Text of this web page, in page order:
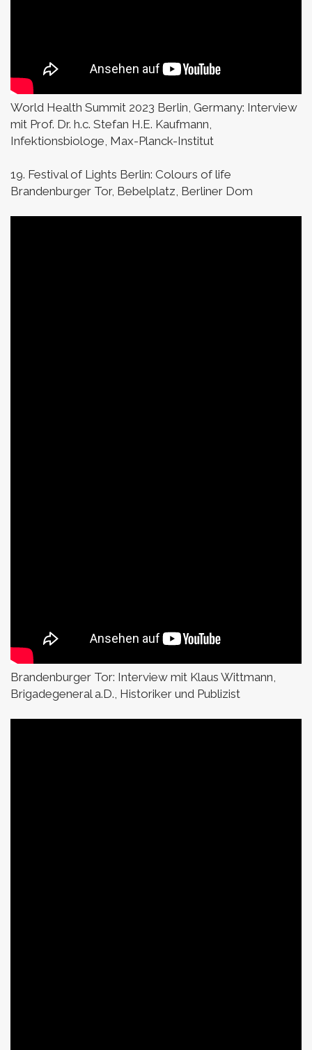
World Health Summit 2023 Berlin, Germany: Interview
mit Prof. Dr. h.c. Stefan H.E. Kaufmann,
Infektionsbiologe, Max-Planck-Institut
19. Festival of Lights Berlin: Colours of life
Brandenburger Tor, Bebelplatz, Berliner Dom
Brandenburger Tor: Interview mit Klaus Wittmann,
Brigadegeneral a.D., Historiker und Publizist